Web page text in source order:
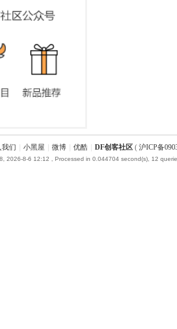
我们 小黑屋 微博 优酷 DF创客社区 ( 沪ICP备
2026-8-6 12:12 , Processed in 0.044704 second(s), 12